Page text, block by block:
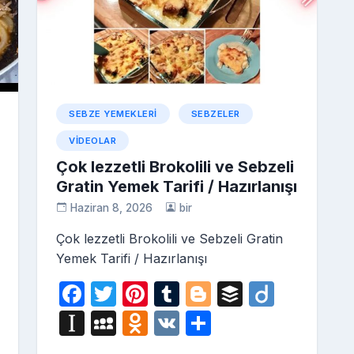
ni
ki
SEBZE YEMEKLERI SEBZELER
VIDEOLAR
Çok lezzetli Brokolili ve Sebzeli
Gratin Yemek Tarifi / Hazırlanışı
Haziran 8, 2026 bir
Çok lezzetli Brokolili ve Sebzeli Gratin
Yemek Tarifi / Hazırlanışı
F
a
c
T
w
itt
Pi
nt
er
T
u
m
Bl B
In M O V